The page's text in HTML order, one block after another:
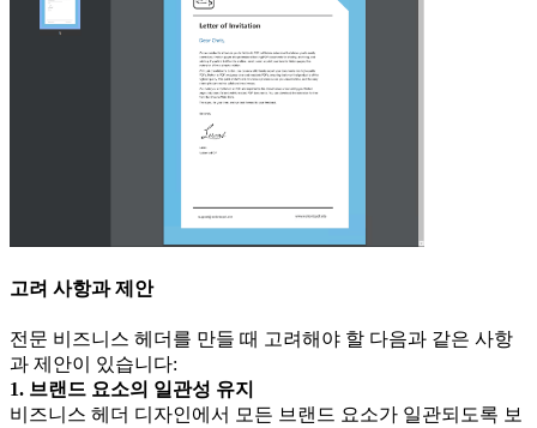
고려 사항과 제안
전문 비즈니스 헤더를 만들 때 고려해야 할 다음과 같은 사항
과 제안이 있습니다:
1. 브랜드 요소의 일관성 유지
비즈니스 헤더 디자인에서 모든 브랜드 요소가 일관되도록 보